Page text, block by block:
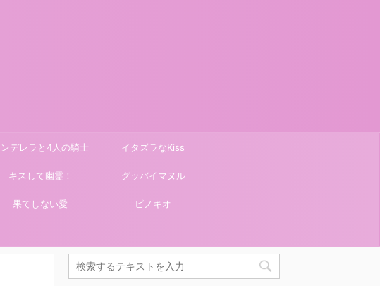
デレラと4人の騎士 イタズラなKiss
キスして幽霊！ グッバイマヌル
果てしない愛 ピノキオ